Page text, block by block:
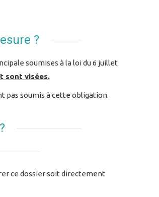
?
soumises à la loi du 6 juillet
sont visées.
pas soumis à cette obligation.
ce dossier soit directement